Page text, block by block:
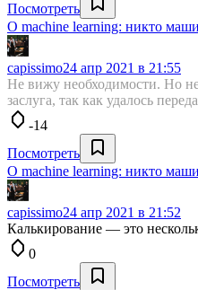
Посмотреть
О machine learning: никто
capissimo24 апр 2021 в 21:55
Не вижу необходимости. Но
заслуга, так как удалось
-14
Посмотреть
О machine learning: никто
capissimo24 апр 2021 в 21:52
Калькирование — это
0
Посмотреть